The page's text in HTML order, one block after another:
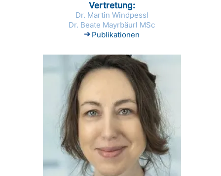
Vertretung
Dr. Martin Windpessl
Dr. Beate Mayrbäurl MSc
Publikationen